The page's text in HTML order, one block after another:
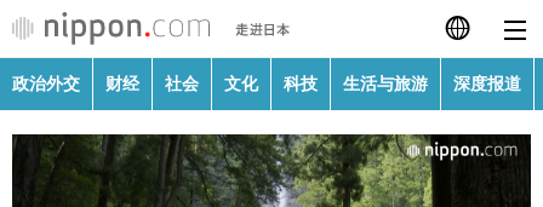
日本語
English
政治外交 财经 社会 文化 科技 生活与旅游 深度报道